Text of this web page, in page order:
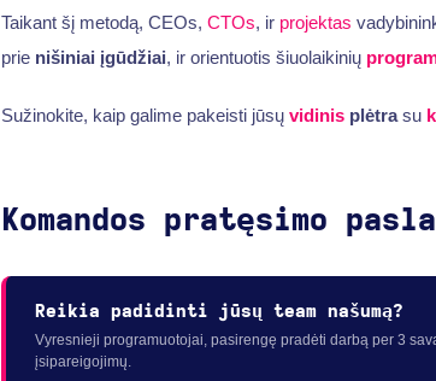
Taikant šį metodą, CEOs, CTOs, ir projektas
prie nišiniai įgūdžiai, ir orientuotis šiuolaikinių
Sužinokite, kaip galime pakeisti jūsų vidinisplėtrasu
Komandos pratęsimo
Reikia padidinti jūsų team našumą?
Vyresnieji programuotojai, pasirengę pradėti darbą per 3
įsipareigojimų.